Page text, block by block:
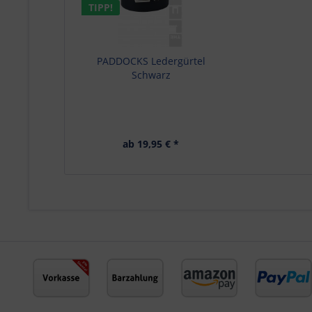
TIPP!
PADDOCKS Ledergürtel
Schwarz
ab 19,95 € *